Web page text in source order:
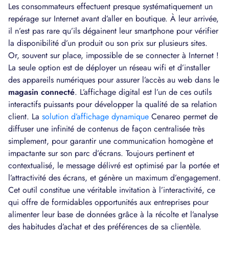
Les consommateurs effectuent presque systématiquement un
repérage sur Internet avant d’aller en boutique. À leur arrivée,
il n’est pas rare qu’ils dégainent leur smartphone pour vérifier
la disponibilité d’un produit ou son prix sur plusieurs sites.
Or, souvent sur place, impossible de se connecter à Internet !
La seule option est de déployer un réseau wifi et d’installer
des appareils numériques pour assurer l’accès au web dans le
magasin connecté. L’affichage digital est l’un de ces outils
interactifs puissants pour développer la qualité de sa relation
client. La solution d’affichage dynamique Cenareo permet de
diffuser une infinité de contenus de façon centralisée très
simplement, pour garantir une communication homogène et
impactante sur son parc d’écrans. Toujours pertinent et
contextualisé, le message délivré est optimisé par la portée et
l’attractivité des écrans, et génère un maximum d’engagement.
Cet outil constitue une véritable invitation à l’interactivité, ce
qui offre de formidables opportunités aux entreprises pour
alimenter leur base de données grâce à la récolte et l’analyse
des habitudes d’achat et des préférences de sa clientèle.